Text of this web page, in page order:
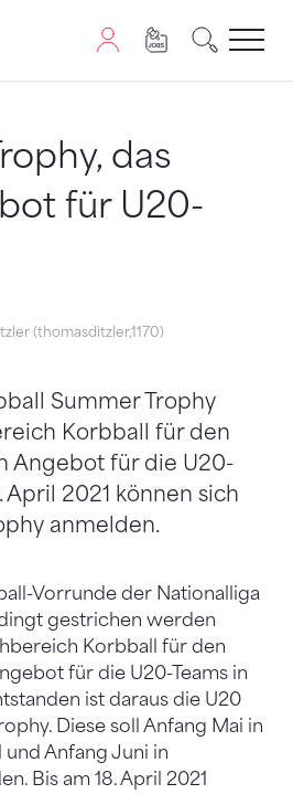
Seite wird JavaScript benötigt.
das
für U20-
(thomasditzler,1170)
Summer Trophy
Korbball für den
Angebot für die U20-
April 2021 können sich
anmelden.
Vorrunde der Nationalliga
gestrichen werden
Korbball für den
für die U20-Teams in
ist daraus die U20
Diese soll Anfang Mai in
Anfang Juni in
Bis am 18. April 2021